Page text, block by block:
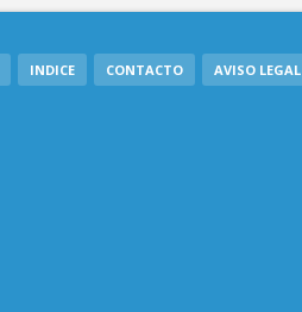
INDICE CONTACTO AVISO LEGAL